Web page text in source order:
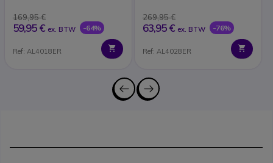
169,95 €
59,95 € ex. BTW -64%
Ref: AL4018ER
269,95 €
63,95 € ex. BTW -76%
Ref: AL4028ER